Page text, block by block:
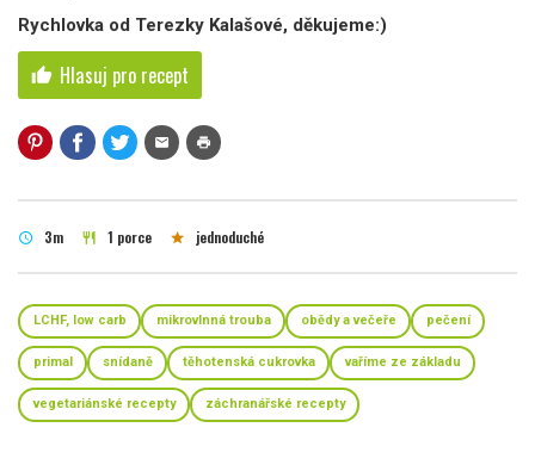
Rychlovka od Terezky Kalašové, děkujeme:)
thumb_up Hlasuj pro recept
mail print
schedule 3m restaurant 1 porce star jednoduché
LCHF, low carb mikrovlnná trouba obědy a večeře pečení
primal snídaně těhotenská cukrovka vaříme ze základu
vegetariánské recepty záchranářské recepty